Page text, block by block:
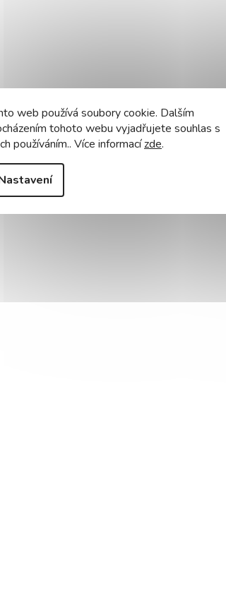
web používá soubory cookie. Dalším
tohoto webu vyjadřujete souhlas s
používáním.. Více informacízde.